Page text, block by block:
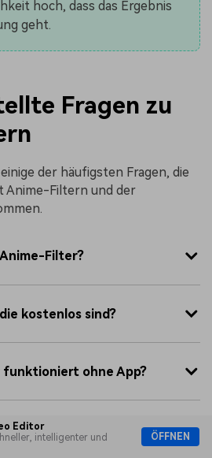
Editor
intelligenter und
ÖFFNEN
hoch, dass das Ergebnis
geht.
Fragen zu
der häufigsten Fragen, die
Anime-Filtern und der
Filter?
kostenlos sind?
funktioniert ohne App?
Filter?